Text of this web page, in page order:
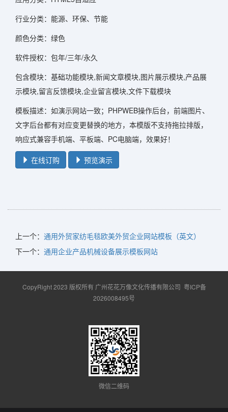
行业分类：能源、环保、节能
颜色分类：绿色
软件授权：包年/三年/永久
包含模块：基础功能模块,新闻文章模块,图片展示模块,产品展
示模块,留言反馈模块,企业留言模块,文件下载模块
模板描述：如演示网站一致；PHPWEB操作后台，前端图片、
文字后台都有对应变更替换的地方，本模版不支持拖拉排版，
响应式兼容手机端、平板端、PC电脑端，效果好！
在线订购 预览演示
上一个： 通用外贸家纺毛毯欧美外贸企业网站模板（英文）
下一个： 通用企业产品机械设备展示模板网站
CopyRight 2023 版权所有 广州花花万像文化传播有限公司 粤ICP备
2026008495号
微信二维码